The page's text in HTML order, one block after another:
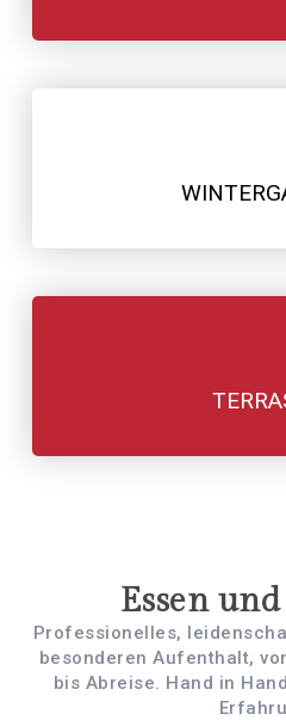
Essen
Professionelles,
besonderen Aufenthalt,
bis Abreise. Hand in